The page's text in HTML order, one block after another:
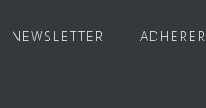
NEWSLETTER ADHERER